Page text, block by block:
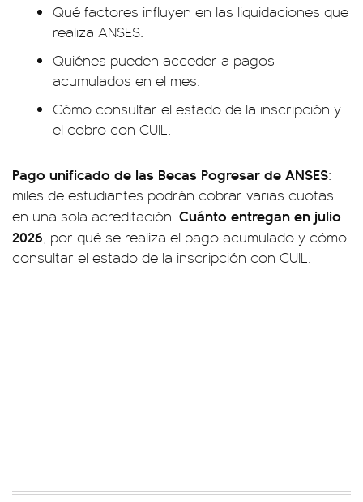
Qué factores influyen en las liquidaciones que
realiza ANSES.
Quiénes pueden acceder a pagos
acumulados en el mes.
Cómo consultar el estado de la inscripción y
el cobro con CUIL.
Pago unificado de las Becas Pogresar de ANSES:
miles de estudiantes podrán cobrar varias cuotas
en una sola acreditación. Cuánto entregan en julio
2026, por qué se realiza el pago acumulado y cómo
consultar el estado de la inscripción con CUIL.